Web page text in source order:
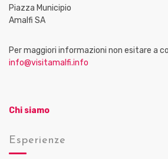
Piazza Municipio
Amalfi SA
Per maggiori informazioni non esitare a
info@visitamalfi.info
Chi siamo
Esperienze